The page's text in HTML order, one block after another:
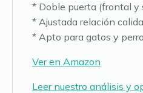
* Doble puerta (frontal y
* Ajustada relación
* Apto para gatos y
Ver en Amazon
Leer nuestro análisis y